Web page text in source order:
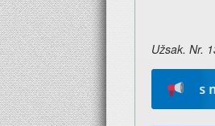
Užsak. Nr.
žodį“ 2026-iems metams.